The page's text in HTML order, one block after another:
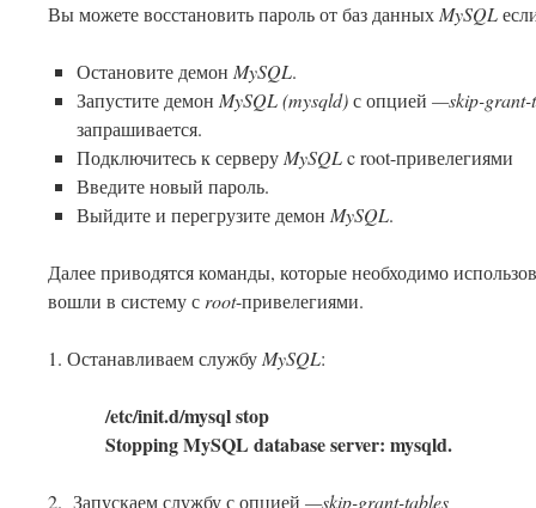
Вы можете восстановить пароль от баз данных MySQL
Остановите демон MySQL.
Запустите демон MySQL (mysqld)с опцией —skip-grant-
запрашивается.
Подключитесь к серверу MySQLc root-привелегиями
Введите новый пароль.
Выйдите и перегрузите демон MySQL.
Далее приводятся команды, которые необходимо
вошли в систему с root-привелегиями.
1. Останавливаем службу MySQL:
/etc/init.d/mysql stop
Stopping MySQL database server: mysqld.
2. Запускаем службу с опцией —skip-grant-tables